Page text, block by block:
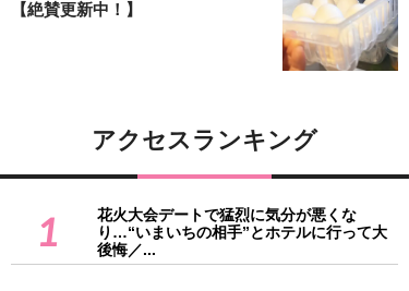
【絶賛更新中！】
アクセスランキング
1
花火大会デートで猛烈に気分が悪くな
り…“いまいちの相手”とホテルに行って大
後悔／...